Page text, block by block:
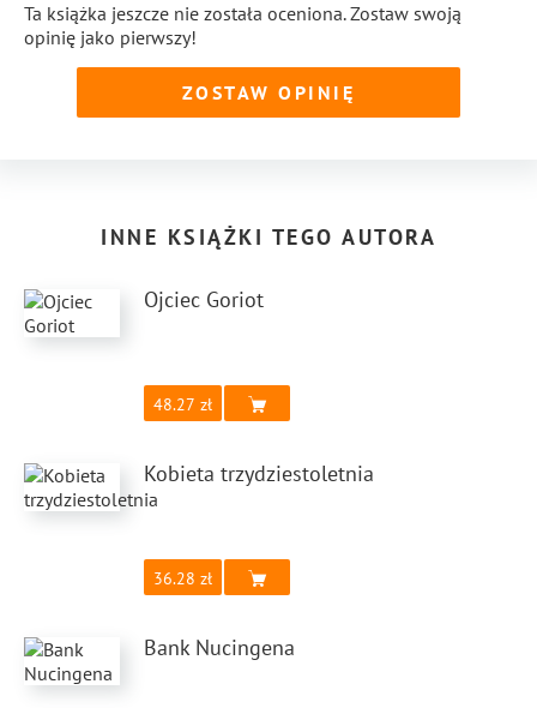
Ta książka jeszcze nie została oceniona. Zostaw swoją
opinię jako pierwszy!
ZOSTAW OPINIĘ
INNE KSIĄŻKI TEGO AUTORA
Ojciec Goriot
48.27
Kobieta trzydziestoletnia
36.28
Bank Nucingena